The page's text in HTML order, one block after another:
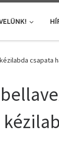
csapata